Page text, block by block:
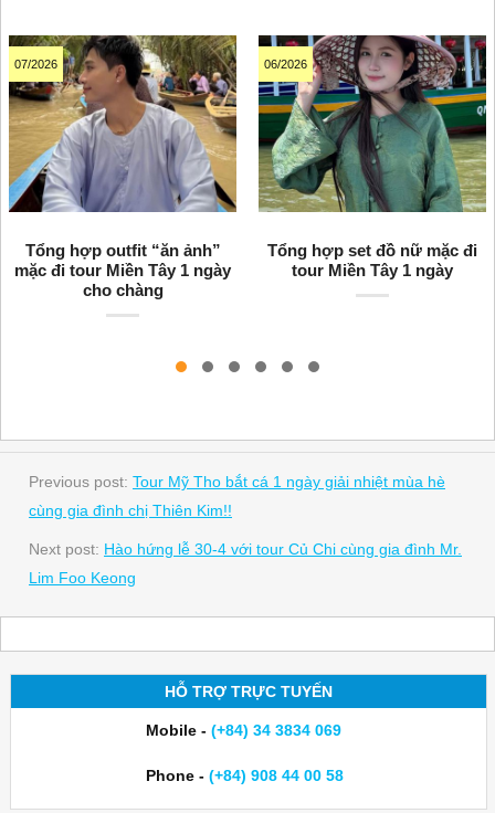
07/2026
Tổng hợp outfit “ăn ảnh”
mặc đi tour Miền Tây 1 ngày
cho chàng
06/2026
Tổng hợp set đồ nữ mặc đi
tour Miền Tây 1 ngày
Previous post: Tour Mỹ Tho bắt cá 1 ngày giải nhiệt mùa hè
cùng gia đình chị Thiên Kim!!
Next post: Hào hứng lễ 30-4 với tour Củ Chi cùng gia đình Mr.
Lim Foo Keong
HỖ TRỢ TRỰC TUYẾN
Mobile -(+84) 34 3834 069
Phone -(+84) 908 44 00 58